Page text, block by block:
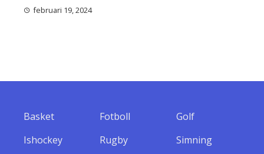
februari 19, 2024
Basket Fotboll
Golf
Ishockey
Rugby Simning